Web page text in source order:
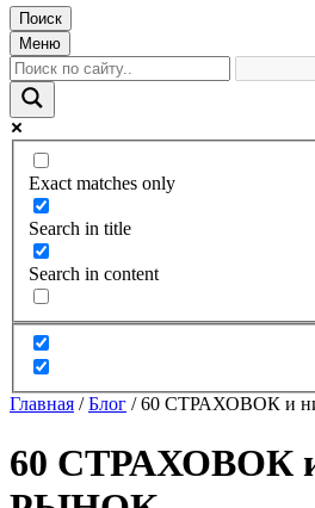
Поиск
Меню
Exact matches only
Search in title
Search in content
Главная /Блог /60 СТРАХОВОК и
60 СТРАХОВОК